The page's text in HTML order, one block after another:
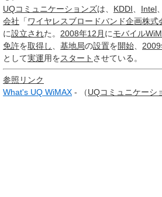
UQコミュニケーションズは、 KDDI Intel
会社 「 ワイヤレスブロードバンド企画株式
に設立された。 2008年12月 にモバイル
免許を取得し 基地局の設置を開始 2009
として実運用をスタート させている。
参照リンク
What's UQ WiMAX - （UQコミュニケーシ